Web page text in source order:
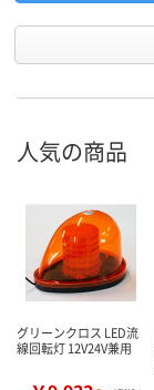
人気の商品
グリーンクロス LED流
線回転灯 12V24V兼用